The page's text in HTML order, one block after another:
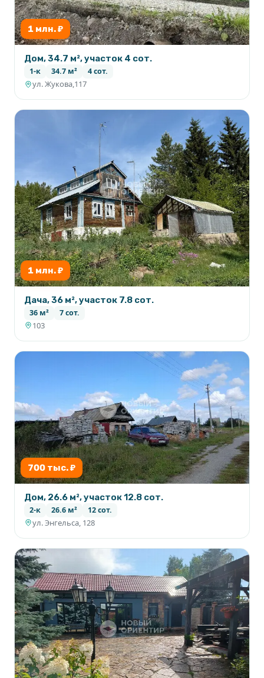
1 млн. ₽
Дом, 34.7 м², участок 4 сот.
1-к 34.7 м² 4 сот.
ул. Жукова,117
1 млн. ₽
Дача, 36 м², участок 7.8 сот.
36 м² 7 сот.
103
700 тыс. ₽
Дом, 26.6 м², участок 12.8 сот.
2-к 26.6 м² 12 сот.
ул. Энгельса, 128